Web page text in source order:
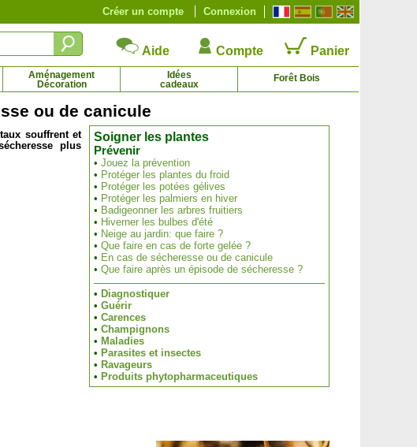
Connexion
Créer un compte
Aide Compte Panier
Aménagement
Décoration
Idées
cadeaux
Forêt Bois
Palmier nain
5.36 € - 167.17 €
ou de canicule
Soigner les plantes
Prévenir
• Jouez la prévention
• Protéger les plantes du froid
• Protéger les potées gélives
• Protéger les palmiers en hiver
• Badigeonner les arbres fruitiers
• Hiverner les bulbes d'été
• Neige au jardin: que faire ?
• Que faire en cas de forte gelée ?
• En cas de sécheresse ou de canicule
• Que faire après un épisode de sécheresse ?
• Diagnostiquer
• Guérir
• Carences
• Champignons
• Maladies
• Parasites et insectes
• Ravageurs
• Produits phytopharmaceutiques
souffrent et
plus